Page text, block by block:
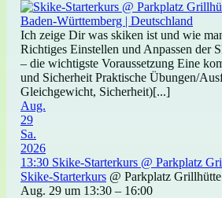
Ich zeige Dir was skiken ist und wie
Richtiges Einstellen und Anpassen der
– die wichtigste Voraussetzung Eine
und Sicherheit Praktische Übungen/
Gleichgewicht, Sicherheit)[...]
Aug.
29
Sa.
2026
13:30 Skike-Starterkurs @ Parkplatz
Skike-Starterkurs @ Parkplatz
Aug. 29 um 13:30 – 16:00